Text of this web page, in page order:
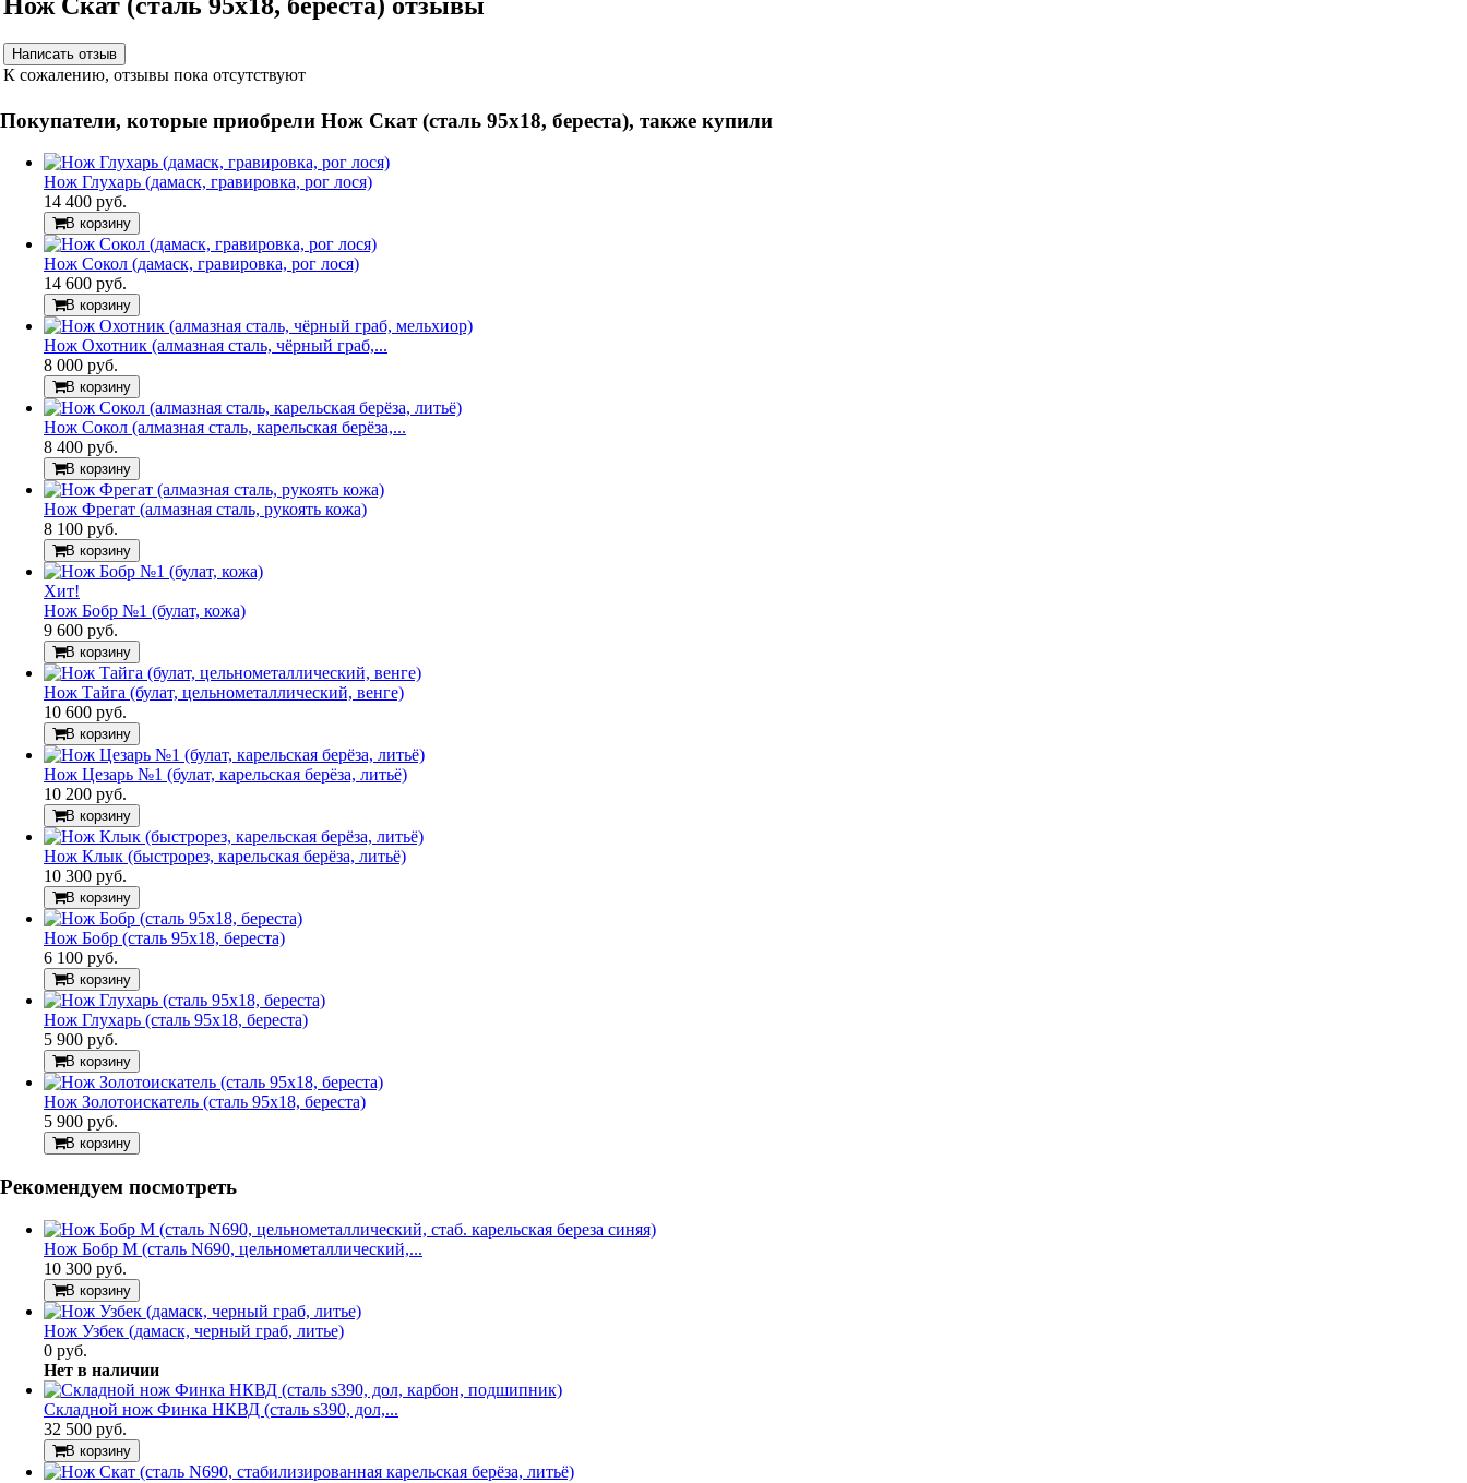
К сожалению, отзывы пока отсутствуют
Покупатели, которые приобрели Нож Скат (сталь 95х18, береста), также купили
Нож Глухарь (дамаск, гравировка, рог лося)
14 400 руб.
В корзину
Нож Сокол (дамаск, гравировка, рог лося)
14 600 руб.
В корзину
Нож Охотник (алмазная сталь, чёрный граб,...
8 000 руб.
В корзину
Нож Сокол (алмазная сталь, карельская берёза,...
8 400 руб.
В корзину
Нож Фрегат (алмазная сталь, рукоять кожа)
8 100 руб.
В корзину
Хит!
Нож Бобр №1 (булат, кожа)
9 600 руб.
В корзину
Нож Тайга (булат, цельнометаллический, венге)
10 600 руб.
В корзину
Нож Цезарь №1 (булат, карельская берёза, литьё)
10 200 руб.
В корзину
Нож Клык (быстрорез, карельская берёза, литьё)
10 300 руб.
В корзину
Нож Бобр (сталь 95х18, береста)
6 100 руб.
В корзину
Нож Глухарь (сталь 95х18, береста)
5 900 руб.
В корзину
Нож Золотоискатель (сталь 95х18, береста)
5 900 руб.
В корзину
Рекомендуем посмотреть
Нож Бобр М (сталь N690, цельнометаллический,...
10 300 руб.
В корзину
Нож Узбек (дамаск, черный граб, литье)
0 руб.
Нет в наличии
Складной нож Финка НКВД (сталь s390, дол,...
32 500 руб.
В корзину